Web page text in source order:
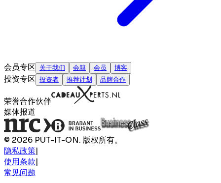
会员专区 关于我们 会籍 会员 博客
投资专区 投资者 推荐计划 品牌合作
荣誉合作伙伴
媒体报道
© 2026 PUT-IT-ON. 版权所有。
隐私政策|
使用条款|
常见问题